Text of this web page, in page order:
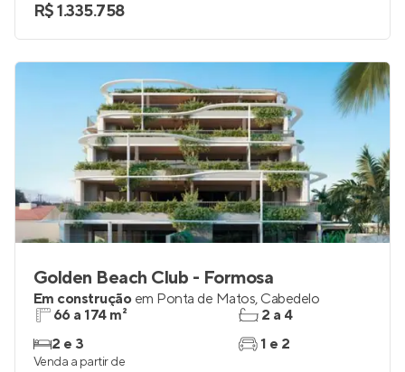
R$ 1.335.758
Golden Beach Club - Formosa
Em construção em Ponta de Matos, Cabedelo
66 a 174 m²
2 e 3
2 a 4
1 e 2
Venda a partir de